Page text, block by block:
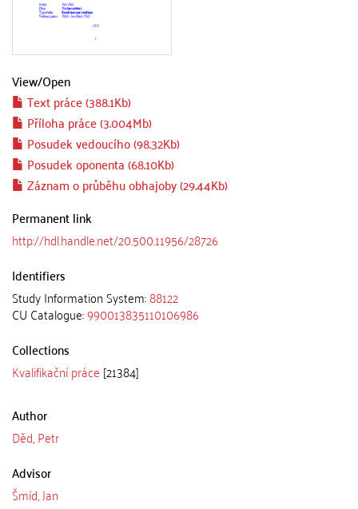
View/Open
Text práce (388.1Kb)
Příloha práce (3.004Mb)
Posudek vedoucího (98.32Kb)
Posudek oponenta (68.10Kb)
Záznam o průběhu obhajoby (29.44Kb)
Permanent link
http://hdl.handle.net/20.500.11956/28726
Identifiers
Study Information System:88122
CU Catalogue:990013835110106986
Collections
Kvalifikační práce [21384]
Author
Děd, Petr
Advisor
Šmíd, Jan